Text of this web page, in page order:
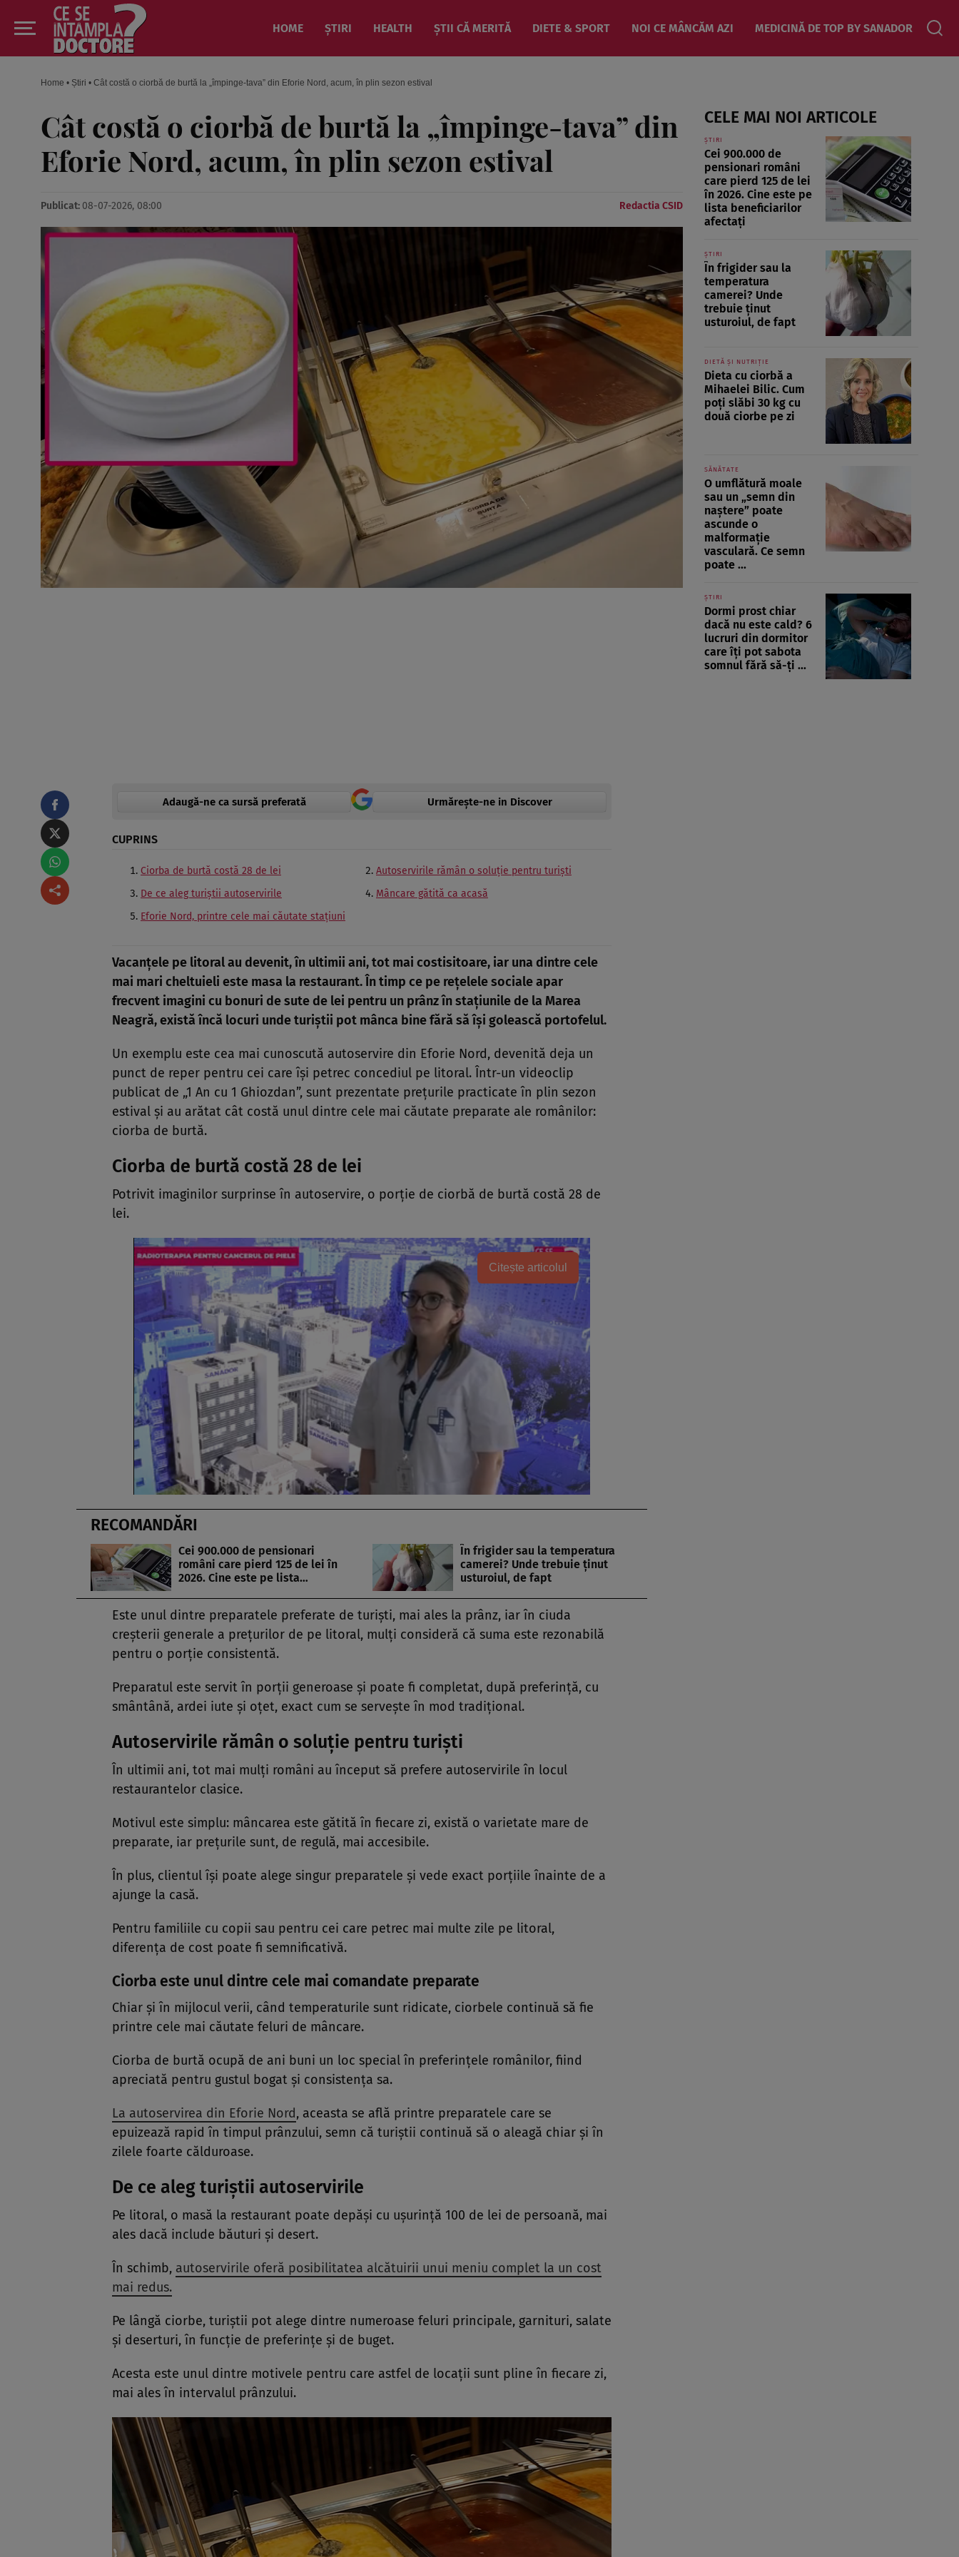
HOME ȘTIRI HEALTH ȘTII CĂ MERITĂ DIETE & SPORT NOI CE MÂNCĂM AZI MEDICINĂ DE TOP BY SANADOR
Home • Știri • Cât costă o ciorbă de burtă la „împinge-tava” din Eforie Nord, acum, în plin sezon estival
Cât costă o ciorbă de burtă la „împinge-tava” din
Eforie Nord, acum, în plin sezon estival
Publicat: 08-07-2026, 08:00 Redactia CSID
Adaugă-ne ca sursă preferată Urmărește-ne in Discover
CUPRINS
Ciorba de burtă costă 28 de lei
Autoservirile rămân o soluție pentru turiști
De ce aleg turiștii autoservirile
Mâncare gătită ca acasă
Eforie Nord, printre cele mai căutate stațiuni
Vacanțele pe litoral au devenit, în ultimii ani, tot mai costisitoare, iar una dintre cele
mai mari cheltuieli este masa la restaurant. În timp ce pe rețelele sociale apar
frecvent imagini cu bonuri de sute de lei pentru un prânz în stațiunile de la Marea
Neagră, există încă locuri unde turiștii pot mânca bine fără să își golească portofelul.
Un exemplu este cea mai cunoscută autoservire din Eforie Nord, devenită deja un
punct de reper pentru cei care își petrec concediul pe litoral. Într-un videoclip
publicat de „1 An cu 1 Ghiozdan”, sunt prezentate prețurile practicate în plin sezon
estival și au arătat cât costă unul dintre cele mai căutate preparate ale românilor:
ciorba de burtă.
Ciorba de burtă costă 28 de lei
Potrivit imaginilor surprinse în autoservire, o porție de ciorbă de burtă costă 28 de
lei.
Citește articolul
RECOMANDĂRI
Cei 900.000 de pensionari
români care pierd 125 de lei în
2026. Cine este pe lista…
În frigider sau la temperatura
camerei? Unde trebuie ținut
usturoiul, de fapt
Este unul dintre preparatele preferate de turiști, mai ales la prânz, iar în ciuda
creșterii generale a prețurilor de pe litoral, mulți consideră că suma este rezonabilă
pentru o porție consistentă.
Preparatul este servit în porții generoase și poate fi completat, după preferință, cu
smântână, ardei iute și oțet, exact cum se servește în mod tradițional.
Autoservirile rămân o soluție pentru turiști
În ultimii ani, tot mai mulți români au început să prefere autoservirile în locul
restaurantelor clasice.
Motivul este simplu: mâncarea este gătită în fiecare zi, există o varietate mare de
preparate, iar prețurile sunt, de regulă, mai accesibile.
În plus, clientul își poate alege singur preparatele și vede exact porțiile înainte de a
ajunge la casă.
Pentru familiile cu copii sau pentru cei care petrec mai multe zile pe litoral,
diferența de cost poate fi semnificativă.
Ciorba este unul dintre cele mai comandate preparate
Chiar și în mijlocul verii, când temperaturile sunt ridicate, ciorbele continuă să fie
printre cele mai căutate feluri de mâncare.
Ciorba de burtă ocupă de ani buni un loc special în preferințele românilor, fiind
apreciată pentru gustul bogat și consistența sa.
La autoservirea din Eforie Nord, aceasta se află printre preparatele care se
epuizează rapid în timpul prânzului, semn că turiștii continuă să o aleagă chiar și în
zilele foarte călduroase.
De ce aleg turiștii autoservirile
Pe litoral, o masă la restaurant poate depăși cu ușurință 100 de lei de persoană, mai
ales dacă include băuturi și desert.
În schimb, autoservirile oferă posibilitatea alcătuirii unui meniu complet la un cost
mai redus.
Pe lângă ciorbe, turiștii pot alege dintre numeroase feluri principale, garnituri, salate
și deserturi, în funcție de preferințe și de buget.
Acesta este unul dintre motivele pentru care astfel de locații sunt pline în fiecare zi,
mai ales în intervalul prânzului.
CELE MAI NOI ARTICOLE
ȘTIRI
Cei 900.000 de
pensionari români
care pierd 125 de lei
în 2026. Cine este pe
lista beneficiarilor
afectați
ȘTIRI
În frigider sau la
temperatura
camerei? Unde
trebuie ținut
usturoiul, de fapt
DIETĂ ȘI NUTRIȚIE
Dieta cu ciorbă a
Mihaelei Bilic. Cum
poți slăbi 30 kg cu
două ciorbe pe zi
SĂNĂTATE
O umflătură moale
sau un „semn din
naștere” poate
ascunde o
malformație
vasculară. Ce semn
poate ...
ȘTIRI
Dormi prost chiar
dacă nu este cald? 6
lucruri din dormitor
care îți pot sabota
somnul fără să-ți ...